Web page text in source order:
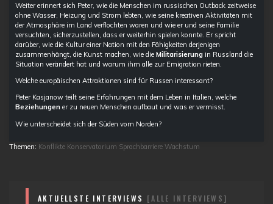
Weiter erinnert sich Peter, wie die Menschen im russischen Outback zeitweise
ohne Wasser, Heizung und Strom lebten, wie seine kreativen Aktivitäten mit
der Atmosphäre im Land verflochten waren und wie er und seine Familie
versuchten, sicherzustellen, dass er weiterhin spielen konnte. Er spricht
darüber, wie die Kultur einer Nation mit den Fähigkeiten derjenigen
zusammenhängt, die Kunst machen, wie die Militarisierung in Russland die
Situation verändert hat und warum ihm alle zur Emigration rieten.
Welche europäischen Attraktionen sind für Russen interessant?
Peter Kasjanow teilt seine Erfahrungen mit dem Leben in Italien, welche
Beziehungen er zu neuen Menschen aufbaut und was er vermisst.
Wie unterscheidet sich der Süden vom Norden?
Themen: Konflikte Konservatorium Sprachbarriere Wachstum
AKTUELLSTE INTERVIEWS [ALLE INTERVIEWS]